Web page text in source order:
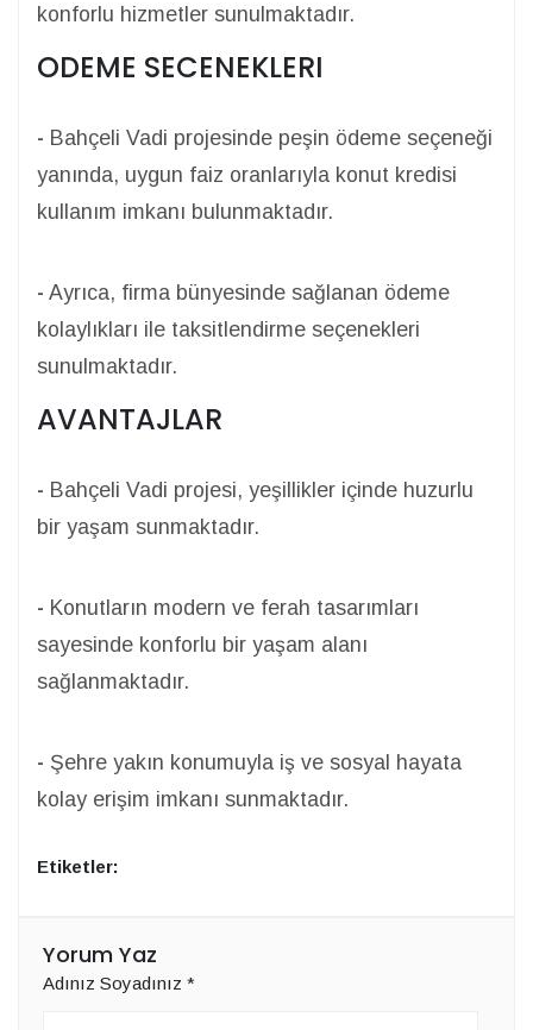
konforlu hizmetler sunulmaktadır.
ODEME SECENEKLERI
- Bahçeli Vadi projesinde peşin ödeme seçeneği
yanında, uygun faiz oranlarıyla konut kredisi
kullanım imkanı bulunmaktadır.
- Ayrıca, firma bünyesinde sağlanan ödeme
kolaylıkları ile taksitlendirme seçenekleri
sunulmaktadır.
AVANTAJLAR
- Bahçeli Vadi projesi, yeşillikler içinde huzurlu
bir yaşam sunmaktadır.
- Konutların modern ve ferah tasarımları
sayesinde konforlu bir yaşam alanı
sağlanmaktadır.
- Şehre yakın konumuyla iş ve sosyal hayata
kolay erişim imkanı sunmaktadır.
Etiketler:
Yorum Yaz
Adınız Soyadınız *